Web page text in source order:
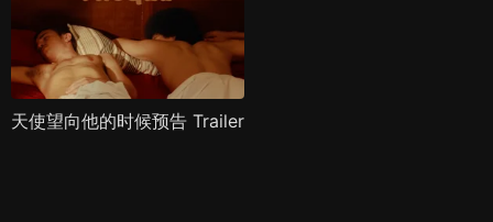
天使望向他的时候预告 Trailer